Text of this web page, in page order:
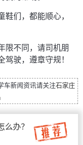
们，都能顺心，
限不同，请司机朋
驶，遵章守规！
车新闻资讯请关注石家庄
办？